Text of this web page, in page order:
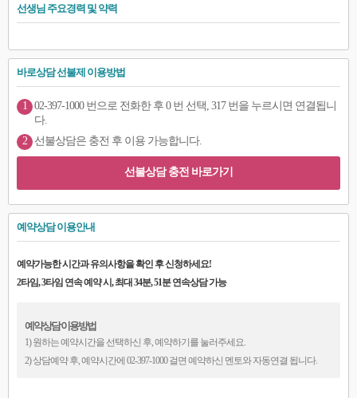
선생님 주요경력 및 약력
바로상담 선불제 이용방법
1 02-397-1000 번으로 전화한 후 0 번 선택, 317 번을 누르시면 연결됩니
다.
2
선불상담은 충전 후 이용 가능합니다.
선불상담 충전 바로가기
예약상담 이용안내
예약가능한 시간과 유의사항을 확인 후 신청하세요!
2타임, 3타임 연속 예약 시, 최대 34분, 51분 연속상담 가능
예약상담 이용방법
1) 원하는 예약시간을 선택하신 후, 예약하기를 눌러주세요.
2) 상담예약 후, 예약시간에 02-397-1000 걸면 예약하신 멘토와 자동연결 됩니다.